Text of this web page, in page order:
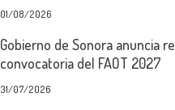
01/08/2026
Gobierno de Sonora anuncia
convocatoria del FAOT 2027
31/07/2026